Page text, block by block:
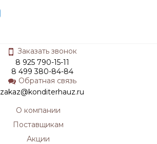
Заказать звонок
8 925 790-15-11
8 499 380-84-84
Обратная связь
zakaz@konditerhauz.ru
О компании
Поставщикам
Акции